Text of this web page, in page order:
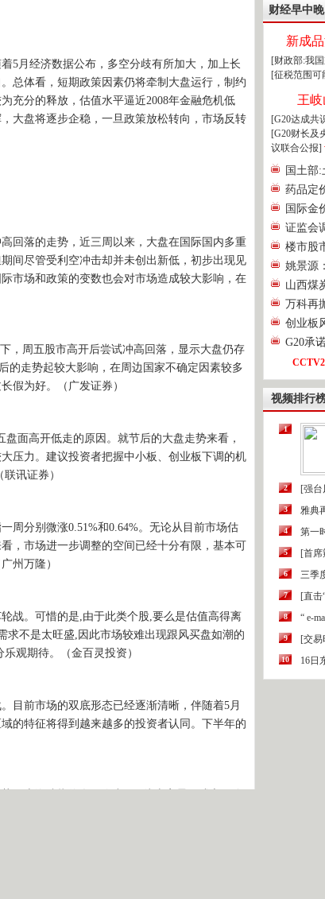
月经济数据公布，多空分歧有所加大，加上长
总体看，短期政策因素仍将牵制大盘运行，制约
充分的释放，估值水平逼近2008年金融危机低
大盘将逐步企稳，一旦政策放松转向，市场反转
落的走势，近三周以来，大盘在国际国内多重
间尽管受利空冲击却并未创出新低，初步出现见
市场和政策的变数也会对市场造成较大影响，在
周五股市高开后尝试冲高回落，显示大盘仍存
的走势起较大影响，在周边国家不确定因素较多
假为好。（广发证券）
面高开低走的原因。就节后的大盘走势来看，
压力。建议投资者把握中小板、创业板下调的机
讯证券）
分别微涨0.51%和0.64%。无论从目前市场估
，市场进一步调整的空间已经十分有限，基本可
州万隆）
。可惜的是,由于此类个股,要么是估值高得离
不是太旺盛,因此市场较难出现跟风买盘如潮的
观期待。（金百灵投资）
前市场的双底形态已经逐渐清晰，伴随着5月
的特征将得到越来越多的投资者认同。下半年的
财经早中晚
新成
[财政部:我
[征税范围可
王
[G20达成共
[G20财长及
议联合公报]
国土部
药品定
国际金
证监会
楼市股
姚景源
山西煤
万科再
创业板
G20承
视频排行
1
2 [强台
3 雅典
4 第一
5 [首席
6 三季
7 [直击
8 “ e-
9 [交易
10 16日